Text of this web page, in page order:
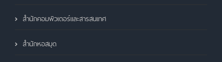
สำนักคอมพิวเตอร์และสารสนเทศ
สำนักหอสมุด